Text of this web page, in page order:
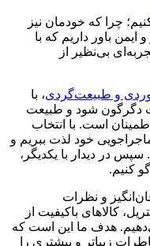
چرا که خودمان نیز
باور داریم که با
بی‌نظیر از
و طبیعت‌گردی، با
دگرگون شود و طبیعت
است. با انتخاب
خود لذت ببریم و
سپس در دیدار با یکدیگر،
کنیم.
و نظرات
کالاهای باکیفیت از
هدف ما این است که
زیباتر و بیشتری را